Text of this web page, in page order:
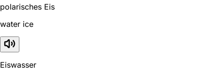
polarisches Eis
water ice
Eiswasser